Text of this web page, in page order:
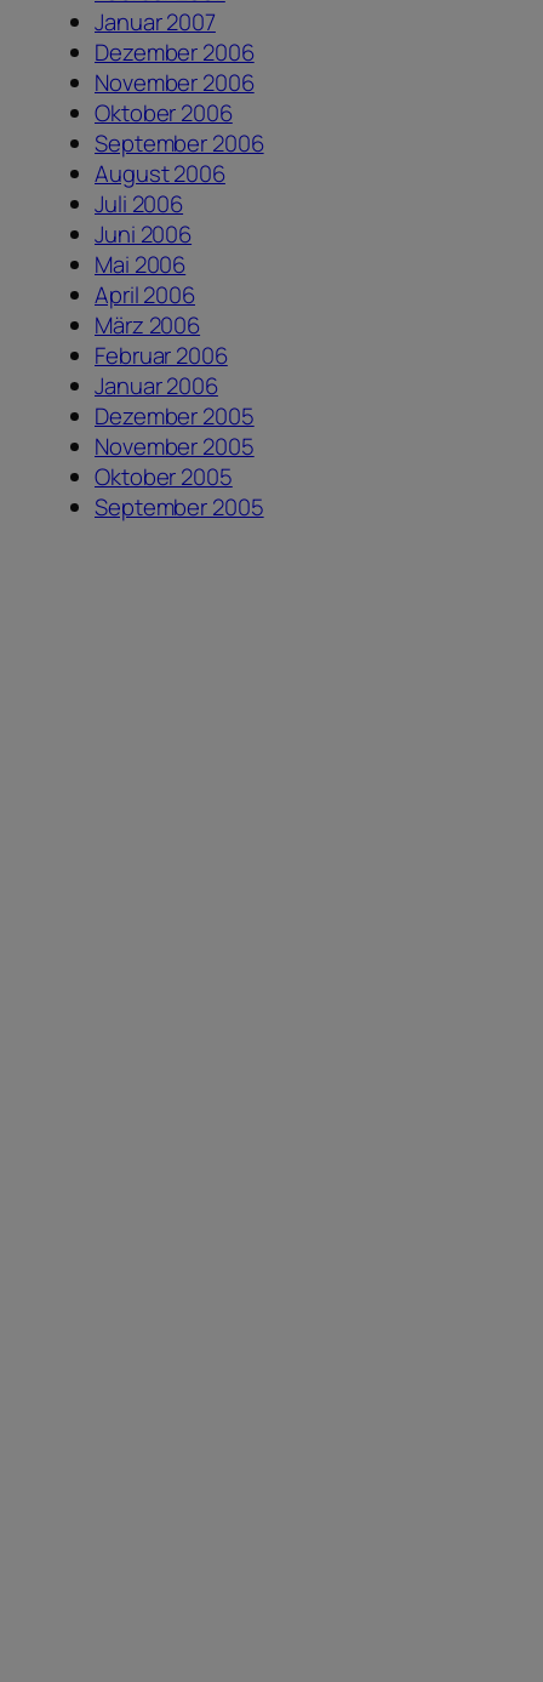
Januar 2007
Dezember 2006
November 2006
Oktober 2006
September 2006
August 2006
Juli 2006
Juni 2006
Mai 2006
April 2006
März 2006
Februar 2006
Januar 2006
Dezember 2005
November 2005
Oktober 2005
September 2005